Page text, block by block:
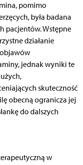
pomimo
była badana
pacjentów. Wstępne
działanie
jednak wyniki te
skuteczność
obecną ogranicza jej
do dalszych
w